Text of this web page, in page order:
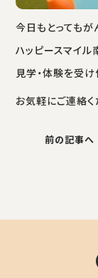
今日もとってもが
ハッピースマイル
見学・体験を受
お気軽にご連絡く
前の記事へ